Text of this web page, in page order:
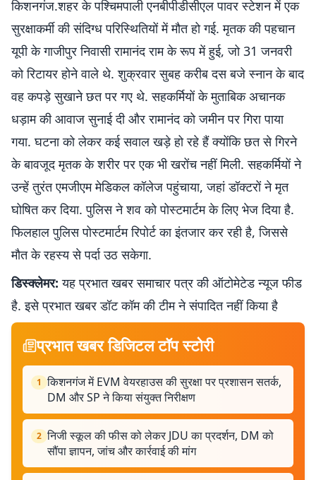
किशनगंज.शहर के पश्चिमपाली एनबीपीडीसीएल पावर स्टेशन में एक
सुरक्षाकर्मी की संदिग्ध परिस्थितियों में मौत हो गई. मृतक की पहचान
यूपी के गाजीपुर निवासी रामानंद राम के रूप में हुई, जो 31 जनवरी
को रिटायर होने वाले थे. शुक्रवार सुबह करीब दस बजे स्नान के बाद
वह कपड़े सुखाने छत पर गए थे. सहकर्मियों के मुताबिक अचानक
धड़ाम की आवाज सुनाई दी और रामानंद को जमीन पर गिरा पाया
गया. घटना को लेकर कई सवाल खड़े हो रहे हैं क्योंकि छत से गिरने
के बावजूद मृतक के शरीर पर एक भी खरोंच नहीं मिली. सहकर्मियों ने
उन्हें तुरंत एमजीएम मेडिकल कॉलेज पहुंचाया, जहां डॉक्टरों ने मृत
घोषित कर दिया. पुलिस ने शव को पोस्टमार्टम के लिए भेज दिया है.
फिलहाल पुलिस पोस्टमार्टम रिपोर्ट का इंतजार कर रही है, जिससे
मौत के रहस्य से पर्दा उठ सकेगा.
डिस्क्लेमर: यह प्रभात खबर समाचार पत्र की ऑटोमेटेड न्यूज फीड
है. इसे प्रभात खबर डॉट कॉम की टीम ने संपादित नहीं किया है
प्रभात खबर डिजिटल टॉप स्टोरी
1 किशनगंज में EVM वेयरहाउस की सुरक्षा पर प्रशासन सतर्क,
DM और SP ने किया संयुक्त निरीक्षण
2 निजी स्कूल की फीस को लेकर JDU का प्रदर्शन, DM को
सौंपा ज्ञापन, जांच और कार्रवाई की मांग